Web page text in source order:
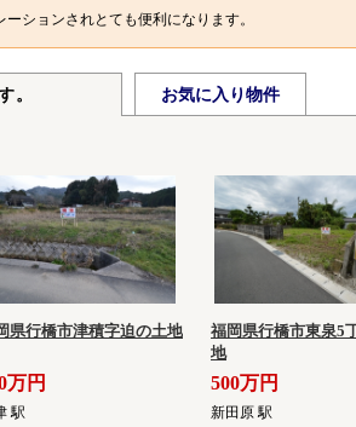
ションされとても便利になります。
。 お気に入り物件
県行橋市津積字迫の土地
万円
駅
福岡県行橋市東泉5
地
500万円
新田原 駅